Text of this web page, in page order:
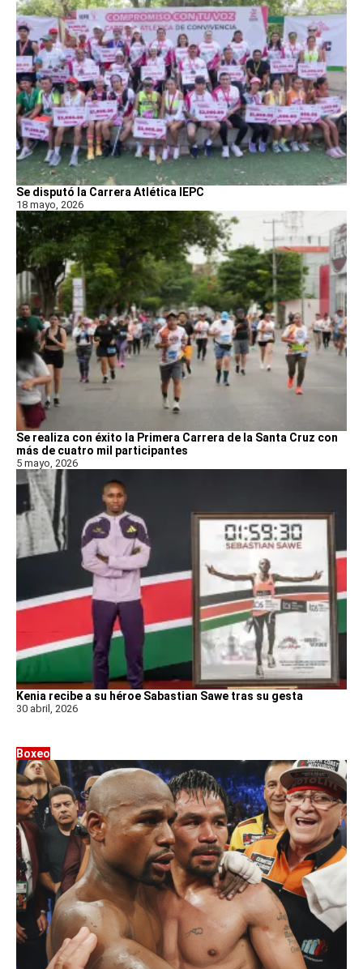
Se disputó la Carrera Atlética IEPC
18 mayo, 2026
Se realiza con éxito la Primera Carrera de la Santa Cruz con
más de cuatro mil participantes
5 mayo, 2026
Kenia recibe a su héroe Sabastian Sawe tras su gesta
30 abril, 2026
Boxeo